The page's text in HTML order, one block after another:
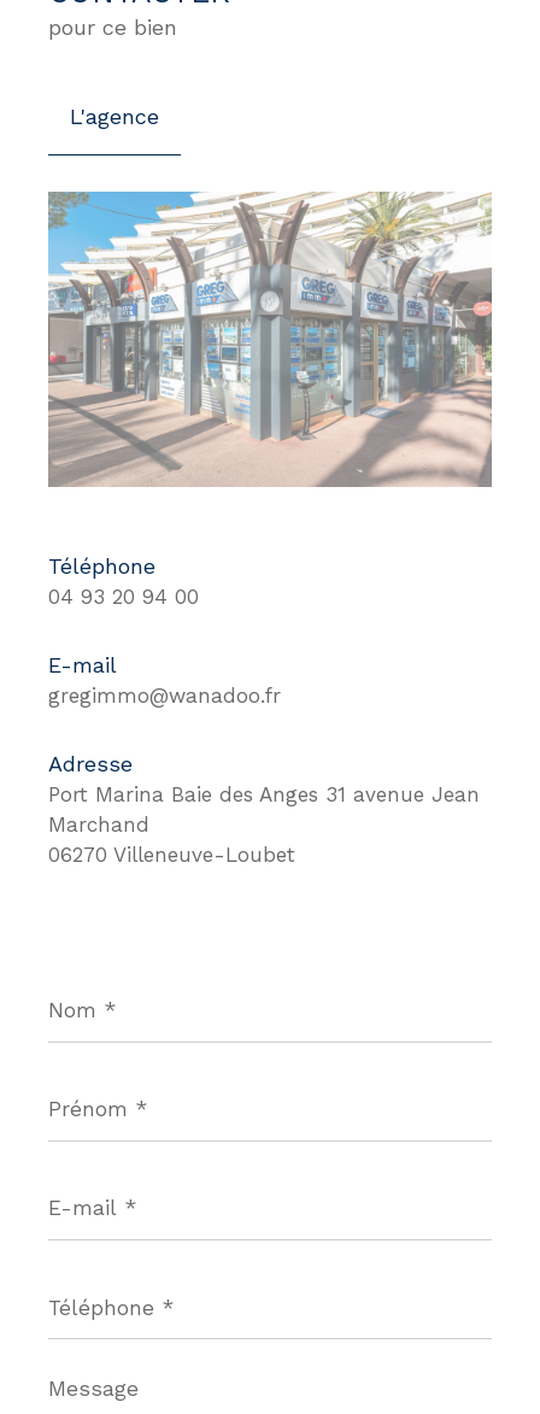
pour ce bien
L'agence
Téléphone
04 93 20 94 00
E-mail
gregimmo@wanadoo.fr
Adresse
Port Marina Baie des Anges 31 avenue Jean
Marchand
06270 Villeneuve-Loubet
*
*
mail
*
*
Message
*